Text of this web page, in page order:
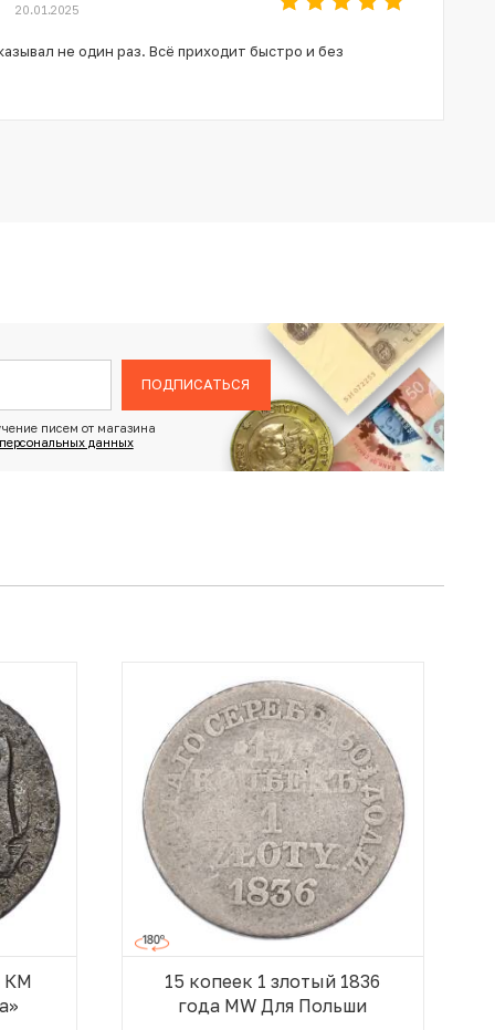
20.01.2025
не один раз. Всё приходит быстро и без
ПОДПИСАТЬСЯ
писем от магазина
данных
КМ
15 копеек 1 злотый 1836
года MW Для Польши